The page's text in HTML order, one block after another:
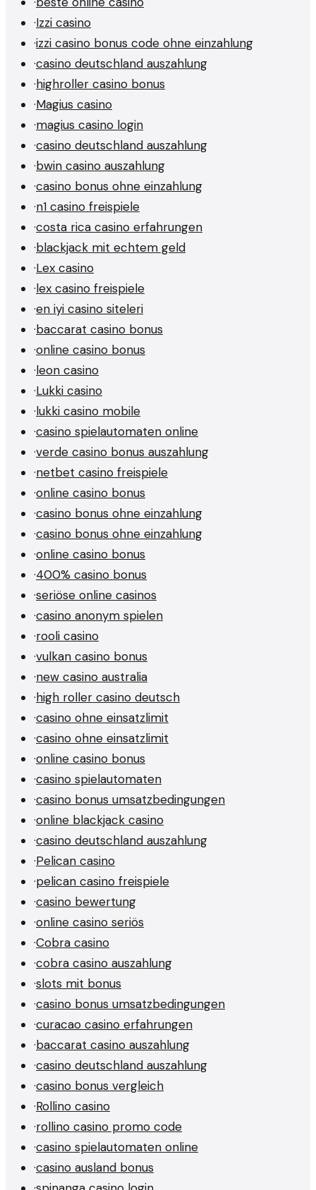
·Izzi casino
·izzi casino bonus code ohne einzahlung
·casino deutschland auszahlung
·highroller casino bonus
·Magius casino
·magius casino login
·casino deutschland auszahlung
·bwin casino auszahlung
·casino bonus ohne einzahlung
·n1 casino freispiele
·costa rica casino erfahrungen
·blackjack mit echtem geld
·Lex casino
·lex casino freispiele
·en iyi casino siteleri
·baccarat casino bonus
·online casino bonus
·leon casino
·Lukki casino
·lukki casino mobile
·casino spielautomaten online
·verde casino bonus auszahlung
·netbet casino freispiele
·online casino bonus
·casino bonus ohne einzahlung
·casino bonus ohne einzahlung
·online casino bonus
·400% casino bonus
·seriöse online casinos
·casino anonym spielen
·rooli casino
·vulkan casino bonus
·new casino australia
·high roller casino deutsch
·casino ohne einsatzlimit
·casino ohne einsatzlimit
·online casino bonus
·casino spielautomaten
·casino bonus umsatzbedingungen
·online blackjack casino
·casino deutschland auszahlung
·Pelican casino
·pelican casino freispiele
·casino bewertung
·online casino seriös
·Cobra casino
·cobra casino auszahlung
·slots mit bonus
·casino bonus umsatzbedingungen
·curacao casino erfahrungen
·baccarat casino auszahlung
·casino deutschland auszahlung
·casino bonus vergleich
·Rollino casino
·rollino casino promo code
·casino spielautomaten online
·casino ausland bonus